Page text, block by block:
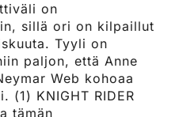
on
sillä ori on kilpaillut
Tyyli on
paljon, että Anne
Web kohoaa
(1) KNIGHT RIDER
tämän